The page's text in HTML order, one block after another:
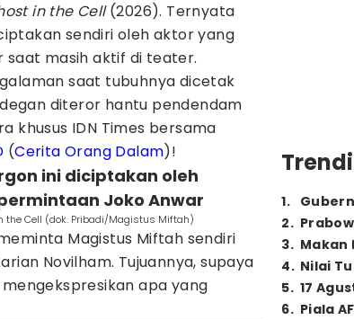
in the Cell(2026). Ternyata
sendiri oleh aktor yang
saat masih aktif di teater.
saat tubuhnya dicetak
diteror hantu pendendam
khusus IDN Times bersama
(Cerita Orang Dalam)!
ini diciptakan oleh
Joko Anwar
Cell (dok. Pribadi/Magistus Miftah)
Magistus Miftah sendiri
Novilham. Tujuannya, supaya
apa yang
1.
2.
3. Makan
4. Nilai
5. 17
6. Piala